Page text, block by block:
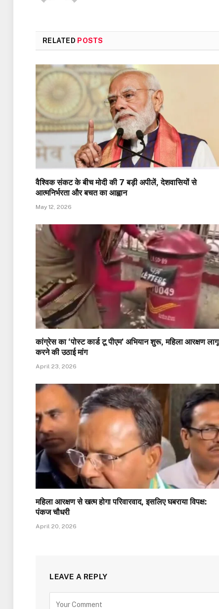
RELATED POSTS
वैश्विक संकट के बीच मोदी की 7 बड़ी अपीलें, देशवासियों से
आत्मनिर्भरता और बचत का आह्वान
May 12, 2026
कांग्रेस का ‘पोस्ट कार्ड टू पीएम’ अभियान शुरू, महिला आरक्षण लागू
करने की उठाई मांग
April 23, 2026
महिला आरक्षण से खत्म होगा परिवारवाद, इसलिए घबराया विपक्ष:
पंकज चौधरी
April 20, 2026
LEAVE A REPLY